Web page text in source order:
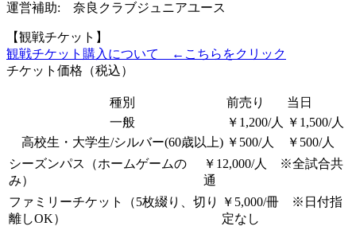
運営補助: 奈良クラブジュニアユース
【観戦チケット】
観戦チケット購入について ←こちらをクリック
チケット価格（税込）
種別 前売り
当日
一般
￥1,200/人
￥1,500/人
高校生・大学生/シルバー(60歳以上) ￥500/人
￥500/人
シーズンパス（ホームゲームの
み）
￥12,000/人 ※全試合共
通
ファミリーチケット（5枚綴り、切り
離しOK）
￥5,000/冊 ※日付指
定なし